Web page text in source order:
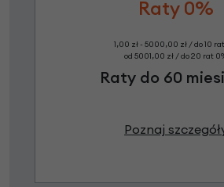
Raty 0%
1,00 zł - 5000,00 zł / do 10
od 5001,00 zł / do 20 rat
Raty do 60
Poznaj